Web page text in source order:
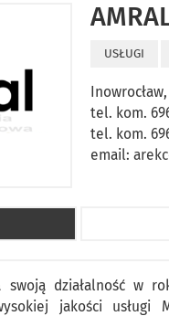
USŁUGI
tel. kom.
tel. kom.
email:
swoją działalność w
jakości usługi